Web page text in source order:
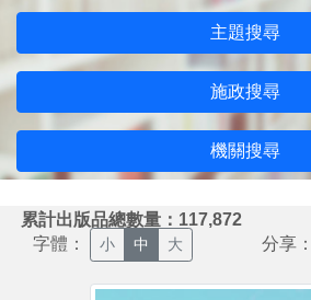
主題搜尋
施政搜尋
機關搜尋
累計出版品總數量：117,872
字體： 小 中 大 分享：